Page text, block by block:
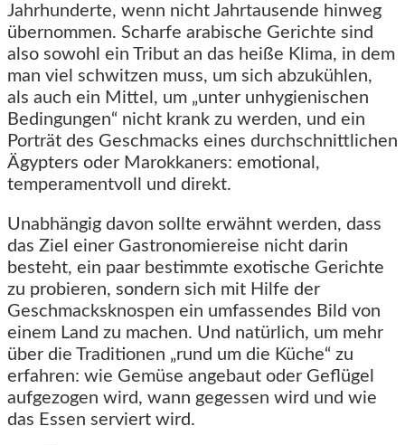
Jahrhunderte, wenn nicht Jahrtausende hinweg
übernommen. Scharfe arabische Gerichte sind
also sowohl ein Tribut an das heiße Klima, in dem
man viel schwitzen muss, um sich abzukühlen,
als auch ein Mittel, um „unter unhygienischen
Bedingungen“ nicht krank zu werden, und ein
Porträt des Geschmacks eines durchschnittlichen
Ägypters oder Marokkaners: emotional,
temperamentvoll und direkt.
Unabhängig davon sollte erwähnt werden, dass
das Ziel einer Gastronomiereise nicht darin
besteht, ein paar bestimmte exotische Gerichte
zu probieren, sondern sich mit Hilfe der
Geschmacksknospen ein umfassendes Bild von
einem Land zu machen. Und natürlich, um mehr
über die Traditionen „rund um die Küche“ zu
erfahren: wie Gemüse angebaut oder Geflügel
aufgezogen wird, wann gegessen wird und wie
das Essen serviert wird.